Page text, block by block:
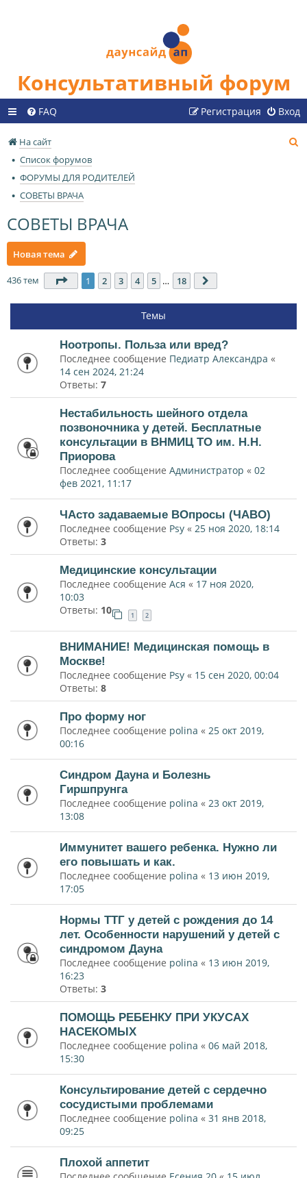
Консультативный форум
FAQ Вход
Регистрация
На сайт
Список форумов
ФОРУМЫ ДЛЯ РОДИТЕЛЕЙ
СОВЕТЫ ВРАЧА
СОВЕТЫ ВРАЧА
Новая тема
436 тем Страница 1из 18
1 2 3 4 5 … 18
Темы
Ноотропы. Польза или вред?
Последнее сообщение Педиатр Александра «
14 сен 2024, 21:24
Ответы: 7
Нестабильность шейного отдела
позвоночника у детей. Бесплатные
консультации в ВНМИЦ ТО им. Н.Н.
Приорова
Последнее сообщение Администратор « 02
фев 2021, 11:17
ЧАсто задаваемые ВОпросы (ЧАВО)
Последнее сообщение Psy « 25 ноя 2020, 18:14
Ответы: 3
Медицинские консультации
Последнее сообщение Ася « 17 ноя 2020,
10:03
Ответы: 10 1 2
ВНИМАНИЕ! Медицинская помощь в
Москве!
Последнее сообщение Psy « 15 сен 2020, 00:04
Ответы: 8
Про форму ног
Последнее сообщение polina « 25 окт 2019,
00:16
Синдром Дауна и Болезнь
Гиршпрунга
Последнее сообщение polina « 23 окт 2019,
13:08
Иммунитет вашего ребенка. Нужно ли
его повышать и как.
Последнее сообщение polina « 13 июн 2019,
17:05
Нормы ТТГ у детей с рождения до 14
лет. Особенности нарушений у детей с
синдромом Дауна
Последнее сообщение polina « 13 июн 2019,
16:23
Ответы: 3
ПОМОЩЬ РЕБЕНКУ ПРИ УКУСАХ
НАСЕКОМЫХ
Последнее сообщение polina « 06 май 2018,
15:30
Консультирование детей с сердечно
сосудистыми проблемами
Последнее сообщение polina « 31 янв 2018,
09:25
Плохой аппетит